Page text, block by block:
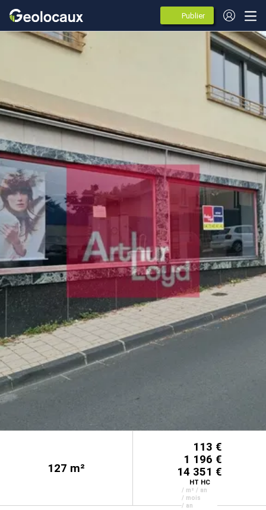
Publier
des
annonces
127 m²
113 €
1 196 €
14 351 €
HT HC
/ m² / an
/ mois
/ an